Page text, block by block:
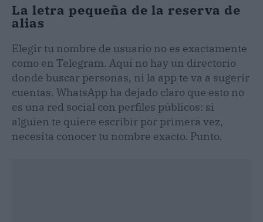
La letra pequeña de la reserva de
alias
Elegir tu nombre de usuario no es exactamente
como en Telegram. Aquí no hay un directorio
donde buscar personas, ni la app te va a sugerir
cuentas. WhatsApp ha dejado claro que esto no
es una red social con perfiles públicos: si
alguien te quiere escribir por primera vez,
necesita conocer tu nombre exacto. Punto.